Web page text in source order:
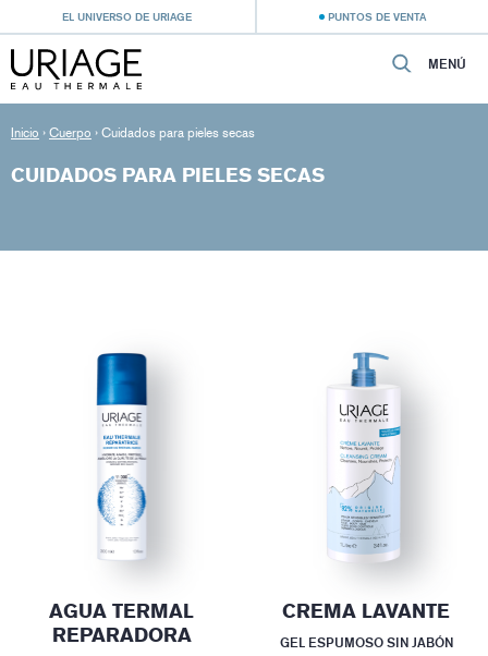
EL UNIVERSO DE URIAGE PUNTOS DE VENTA
MENÚ
Inicio › Cuerpo › Cuidados para pieles secas
CUIDADOS PARA PIELES SECAS
AGUA TERMAL
REPARADORA
CREMA LAVANTE
GEL ESPUMOSO SIN JABÓN